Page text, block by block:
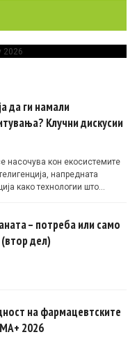
да ги намали
Клучни дискусии
насочува кон екосистемите
напредната
како технологии што
– потреба или само
дел)
на фармацевтските
2026